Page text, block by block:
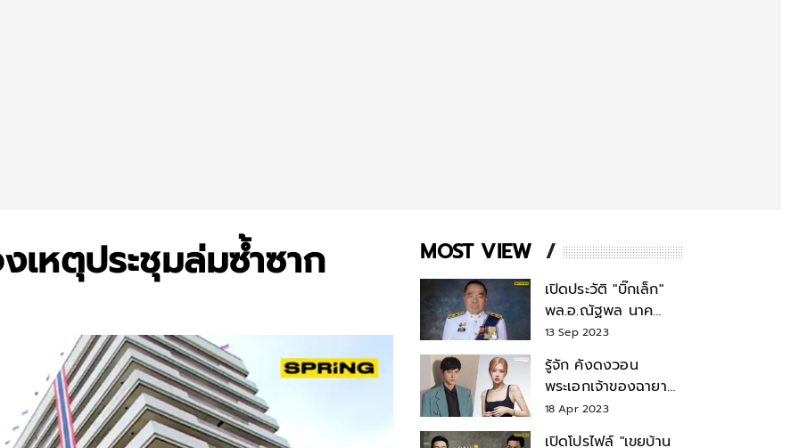
เหตุประชุมล่มซ้ำซาก MOST VIEW
เปิดประวัติ "บิ๊กเล็ก"
พล.อ.ณัฐพล นาค
พาณิชย์ จากเลขาฯ
สมช.-เลขาฯ
รมว.กลาโหม
13 Sep 2023
รู้จัก คังดงวอน
พระเอกเจ้าของฉายา
สมบัติแห่งชาติ หลังมี
18 Apr 2023
เปิดโปรไฟล์ "เขยบ้าน